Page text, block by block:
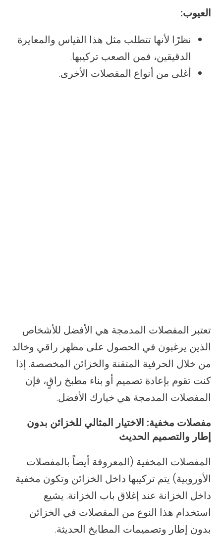
العيوب:
نظرًا لأنها تتطلب مثل هذا القياس والمعايرة
الدقيقين، فمن الصعب تركيبها.
أغلى من أنواع المفصلات الأخرى.
تعتبر المفصلات المدمجة هي الأفضل للأشخاص
الذين يرغبون في الحصول على مظهر راقي وخالد
من خلال الحرفية المتقنة والخزائن المخصصة. إذا
كنت تقوم بإعادة تصميم أو بناء مطبخ راقٍ، فإن
المفصلات المدمجة هي خيارك الأفضل.
مفصلات مخفية: الاختيار المثالي للخزائن بدون
إطار والتصميم الحديث
المفصلات المخفية (المعروفة أيضاً بالمفصلات
الأوروبية) يتم تركيبها داخل الخزائن وتكون مخفية
داخل الخزانة عند إغلاق باب الخزانة. يشيع
استخدام هذا النوع من المفصلات في الخزائن
بدون إطار وتصميمات المطابخ الحديثة.